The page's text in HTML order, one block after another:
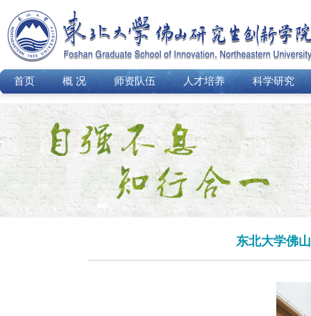
首页 概 况 师资队伍 人才培养 科学研究
东北大学佛